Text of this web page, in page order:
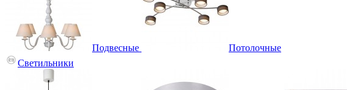
Подвесные
Потолочные
Светильники